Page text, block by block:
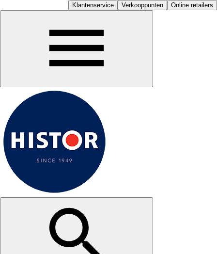
Klantenservice Verkooppunten Online retailers